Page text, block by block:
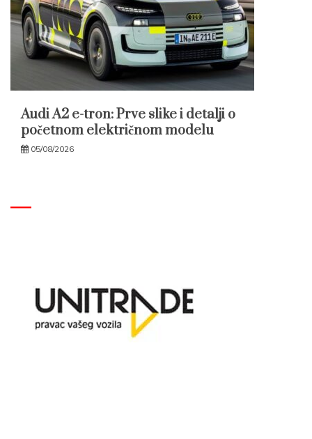
Audi A2 e-tron: Prve slike i detalji o
početnom električnom modelu
05/08/2026